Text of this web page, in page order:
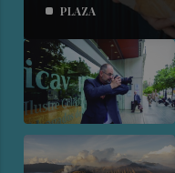
PLAZA